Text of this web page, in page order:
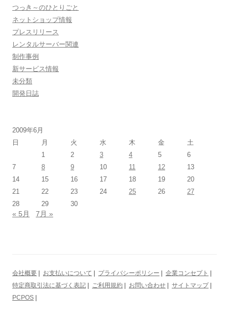
つっき～のひとりごと
ネットショップ情報
プレスリリース
レンタルサーバー関連
制作事例
新サービス情報
未分類
開発日誌
2009年6月
日
月 火 水 木 金
土
1
2 3 4 5
6
7
8 9 10 11 12
13
14
15 16 17 18 19
20
21
22 23 24 25 26
27
28
29 30
« 5月 7月 »
会社概要 お支払いについて プライバシーポリシー 企業コンセプト
特定商取引法に基づく表記
ご利用規約 お問い合わせ サイトマップ|
PCPOS